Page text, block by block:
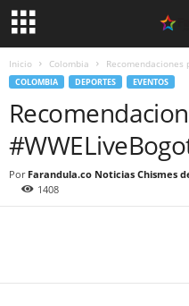
Inicio Colombia Recomendaciones
COLOMBIA DEPORTES EVENTOS
Por Farandula.co Noticias Chismes
1408